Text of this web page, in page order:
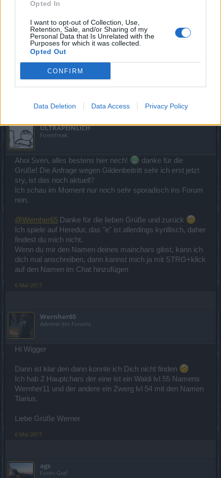
Opted In
I want to opt-out of Collection, Use,
Retention, Sale, and/or Sharing of my
Personal Data that Is Unrelated with the
Purposes for which it was collected.
Opted Out
CONFIRM
Data Deletion Data Access Privacy Policy
Gab Gestern seinen Namen ein und wollte in zur
Freundesliste hinzufügen.
Da waren genug Wigger der stärkste ist aber leider erst mit
ULTRAPEINLICH
Forenfreak
Ahoi Sven, alles bestens hier nech!
danke für die
Grüße! Die Anfrage wegen Gildenbeitritt sehr ich erst jetzt
sry, ist das noch aktuell?
Ich schau im Moment nur noch sehr sporadisch ins Forum
rein.
@Wernher65 Danke für die lieben Grüße und zurück
Ich spiele auf Heredur, das "e" ist allerdings kyrillisch, daher
findest du mich nicht.
Wenn du mir den Namen deines mainchars gibst, kann ich
dich mal anschreiben, dann kannst mich ja mit STRG+klick
auf den Namen im Chat hinzufügen
6 Mai 2017
Wernher65
Admiral des Forums
Hi Wigger
Dann ist klar den dann konnte ich Dich nicht finden
Ich hab 2 Hauptchars der eine ist ein Waldi lvl 55 Namens
Wernher11 und der andere ein Zwerg lvl 54 mit den Namen
Tiarius.
Liebe Grüße Werner
6 Mai 2017
ags
Foren-Graf